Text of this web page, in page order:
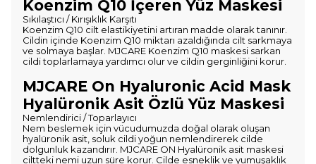
Koenzim Q10 İçeren Yüz Maskesi
Sıkılaştıcı / Kırışıklık Karşıtı
Koenzim Q10 cilt elastikiyetini artıran madde olarak tanınır.
Cildin içinde Koenzim Q10 miktarı azaldığında cilt sarkmaya
ve solmaya başlar. MJCARE Koenzim Q10 maskesi sarkan
cildi toplarlamaya yardımcı olur ve cildin gerginliğini korur.
MJCARE On Hyaluronic Acid Mask
Hyalüronik Asit Özlü Yüz Maskesi
Nemlendirici / Toparlayıcı
Nem beslemek için vücudumuzda doğal olarak oluşan
hyalüronik asit, soluk cildi yoğun nemlendirerek cilde
dolgunluk kazandırır. MJCARE ON Hyalüronik asit maskesi
ciltteki nemi uzun süre korur. Cilde esneklik ve yumuşaklık